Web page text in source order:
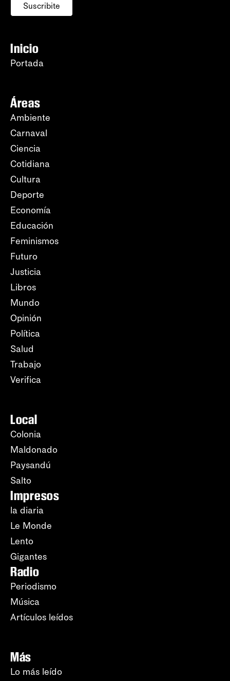
Suscribite
Inicio
Portada
Áreas
Ambiente
Carnaval
Ciencia
Cotidiana
Cultura
Deporte
Economía
Educación
Feminismos
Futuro
Justicia
Libros
Mundo
Opinión
Política
Salud
Trabajo
Verifica
Local
Colonia
Maldonado
Paysandú
Salto
Impresos
la diaria
Le Monde
Lento
Gigantes
Radio
Periodismo
Música
Artículos leídos
Más
Lo más leído